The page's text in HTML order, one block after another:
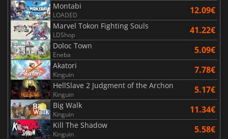
Montabi
LOADED 12.09€
Marvel Tokon Fighting Souls
LDShop 41.22€
Doloc Town
Eneba 5.09€
Akatori
Kinguin 7.78€
HellSlave 2 Judgment of the Archon
Kinguin 5.17€
Big Walk
Kinguin 11.34€
Kill The Shadow
Kinguin 5.58€